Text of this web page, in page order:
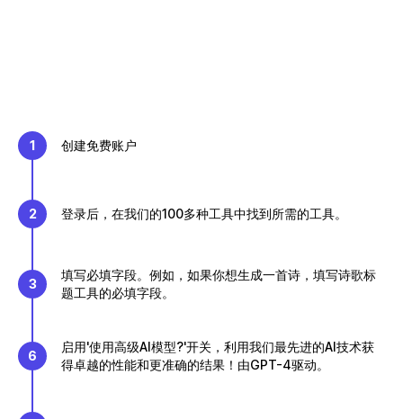
1 创建免费账户
2 登录后，在我们的100多种工具中找到所需的工具。
3
填写必填字段。例如，如果你想生成一首诗，填写诗歌标
题工具的必填字段。
6
启用'使用高级AI模型?'开关，利用我们最先进的AI技术获
得卓越的性能和更准确的结果！由GPT-4驱动。